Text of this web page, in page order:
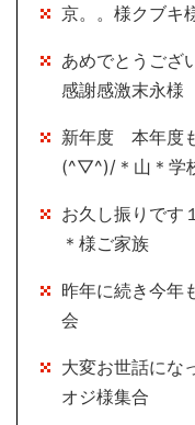
京。。様クブキ
あめでとうござ
感謝感激末永様
新年度 本年度
(^▽^)/＊山＊学
お久し振りで
＊様ご家族
昨年に続き今年
会
大変お世話にな
オジ様集合